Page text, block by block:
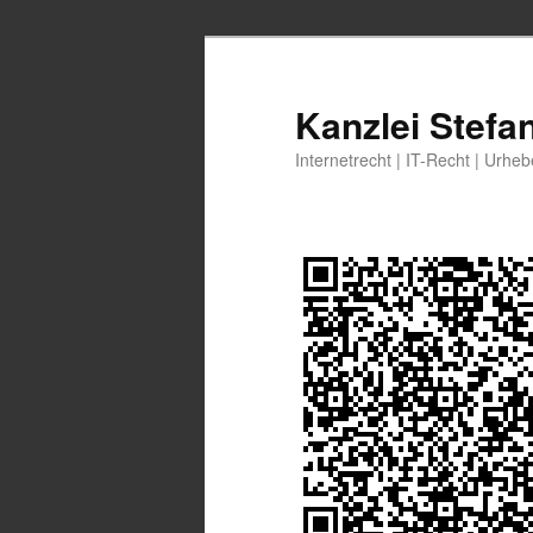
Kanzlei
Internetrecht | IT-Recht |